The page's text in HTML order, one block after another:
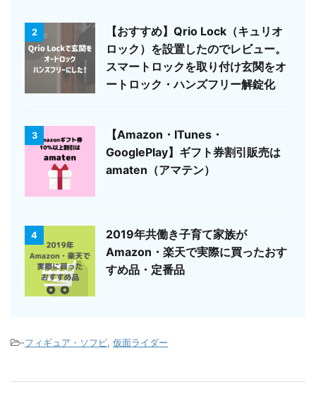
2
【おすすめ】Qrio Lock（キュリオ
ロック）を設置したのでレビュー。
スマートロックを取り付け玄関をオ
ートロック・ハンズフリー解錠化
3
【Amazon・ITunes・
GooglePlay】ギフト券割引販売は
amaten（アマテン）
4
2019年共働き子育て家族が
Amazon・楽天で実際に買ったおす
すめ品・定番品
-フィギュア・ソフビ, 仮面ライダー